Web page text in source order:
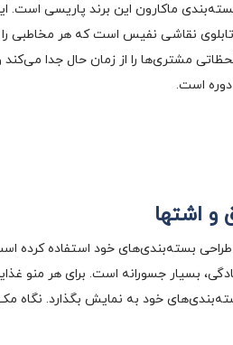
ماکارون این برند پاریسی
نقاشی نفیس است که هر مخاطبی
مشتری‌ها را از زمان حال جدا
است.
و اشتها
طراحی بسته‌بندی‌های خود استفاده
خود به نمایش بگذارد.